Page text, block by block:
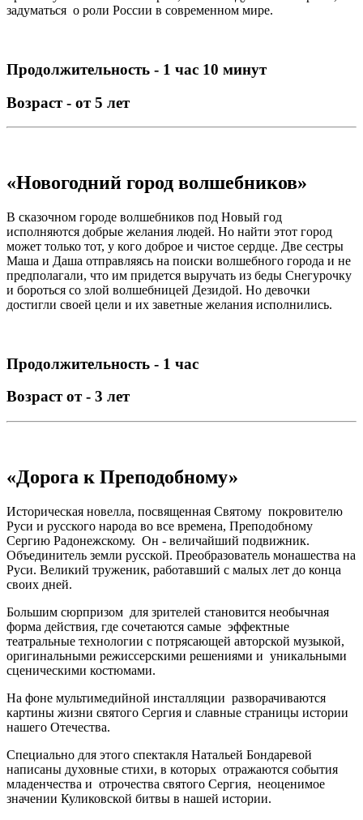
задуматься о роли России в современном мире.
Продолжительность - 1 час 10 минут
Возраст - от 5 лет
«Новогодний город волшебников»
В сказочном городе волшебников под Новый год
исполняются добрые желания людей. Но найти этот город
может только тот, у кого доброе и чистое сердце. Две сестры
Маша и Даша отправляясь на поиски волшебного города и не
предполагали, что им придется выручать из беды Снегурочку
и бороться со злой волшебницей Дезидой. Но девочки
достигли своей цели и их заветные желания исполнились.
Продолжительность - 1 час
Возраст от - 3 лет
«Дорога к Преподобному»
Историческая новелла, посвященная Святому покровителю
Руси и русского народа во все времена, Преподобному
Сергию Радонежскому. Он - величайший подвижник.
Объединитель земли русской. Преобразователь монашества на
Руси. Великий труженик, работавший с малых лет до конца
своих дней.
Большим сюрпризом для зрителей становится необычная
форма действия, где сочетаются самые эффектные
театральные технологии с потрясающей авторской музыкой,
оригинальными режиссерскими решениями и уникальными
сценическими костюмами.
На фоне мультимедийной инсталляции разворачиваются
картины жизни святого Сергия и славные страницы истории
нашего Отечества.
Специально для этого спектакля Натальей Бондаревой
написаны духовные стихи, в которых отражаются события
младенчества и отрочества святого Сергия, неоценимое
значении Куликовской битвы в нашей истории.